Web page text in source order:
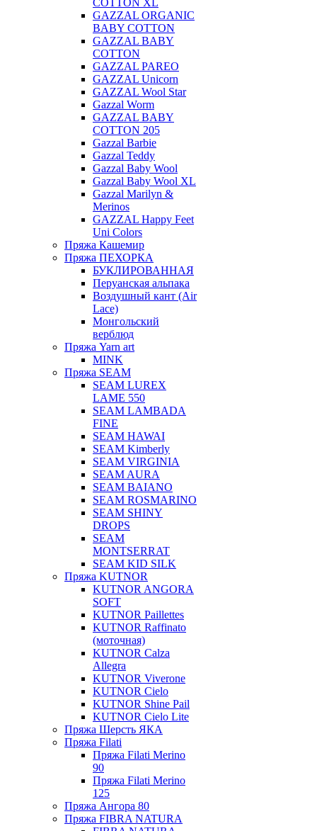
COTTON XL
GAZZAL ORGANIC
BABY COTTON
GAZZAL BABY
COTTON
GAZZAL PAREO
GAZZAL Unicorn
GAZZAL Wool Star
Gazzal Worm
GAZZAL BABY
COTTON 205
Gazzal Barbie
Gazzal Teddy
Gazzal Baby Wool
Gazzal Baby Wool XL
Gazzal Marilyn &
Merinos
GAZZAL Happy Feet
Uni Colors
Пряжа Кашемир
Пряжа ПЕХОРКА
БУКЛИРОВАННАЯ
Перуанская альпака
Воздушный кант (Air
Lace)
Монгольский
верблюд
Пряжа Yarn art
MINK
Пряжа SEAM
SEAM LUREX
LAME 550
SEAM LAMBADA
FINE
SEAM HAWAI
SEAM Kimberly
SEAM VIRGINIA
SEAM AURA
SEAM BAIANO
SEAM ROSMARINO
SEAM SHINY
DROPS
SEAM
MONTSERRAT
SEAM KID SILK
Пряжа KUTNOR
KUTNOR ANGORA
SOFT
KUTNOR Paillettes
KUTNOR Raffinato
(моточная)
KUTNOR Calza
Allegra
KUTNOR Viverone
KUTNOR Cielo
KUTNOR Shine Pail
KUTNOR Cielo Lite
Пряжа Шерсть ЯКА
Пряжа Filati
Пряжа Filati Merino
90
Пряжа Filati Merino
125
Пряжа Ангора 80
Пряжа FIBRA NATURA